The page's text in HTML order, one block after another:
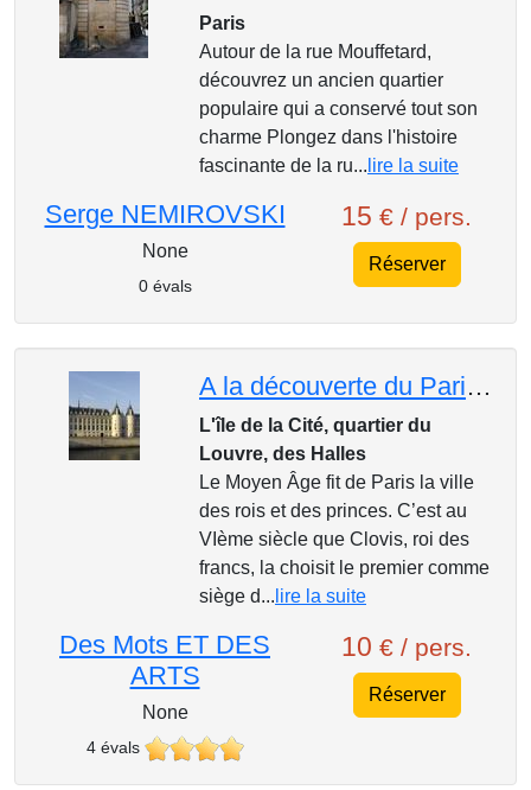
Paris
Autour de la rue Mouffetard,
découvrez un ancien quartier
populaire qui a conservé tout son
charme Plongez dans l'histoire
fascinante de la ru... lire la suite
Serge NEMIROVSKI
None
0 évals
15 € / pers.
Réserver
A la découverte du Paris médiéval : les édifices royaux et princiers
L'île de la Cité, quartier du
Louvre, des Halles
Le Moyen Âge fit de Paris la ville
des rois et des princes. C’est au
VIème siècle que Clovis, roi des
francs, la choisit le premier comme
siège d... lire la suite
Des Mots ET DES
ARTS
None
4 évals
10 € / pers.
Réserver